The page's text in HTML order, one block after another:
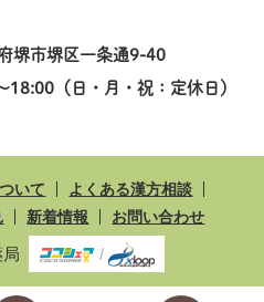
堺市堺区一条通9-40
（日・月・祝：定休日）
いて
よくある漢方相談
新着情報 お問い合わせ